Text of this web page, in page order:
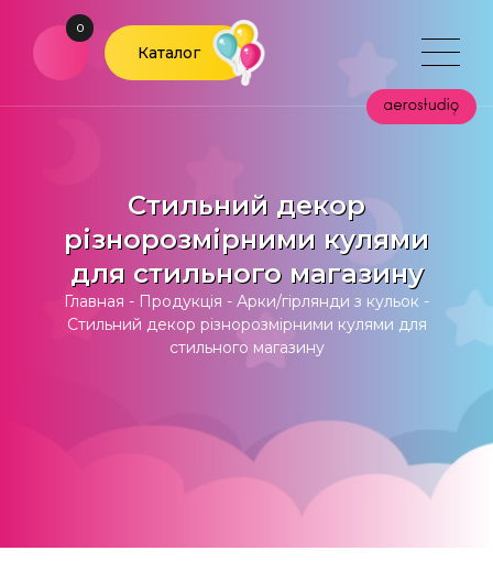
0
Каталог
Стильний декор
різнорозмірними кулями
для стильного магазину
Главная - Продукція - Арки/гірлянди з кульок -
Стильний декор різнорозмірними кулями для
стильного магазину